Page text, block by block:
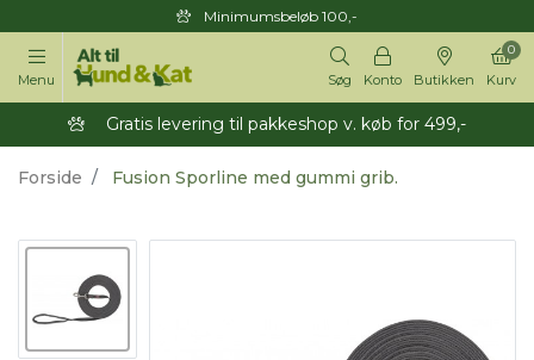
Minimumsbeløb 100,-
Menu Søg Konto Butikken Kurv
0
Gratis levering til pakkeshop v. køb for 499,-
Forside Fusion Sporline med gummi grib.